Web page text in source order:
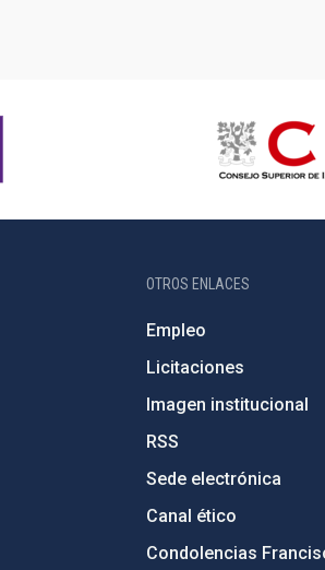
OTROS ENLACES
Empleo
Licitaciones
Imagen institucional
RSS
Sede electrónica
Canal ético
Condolencias